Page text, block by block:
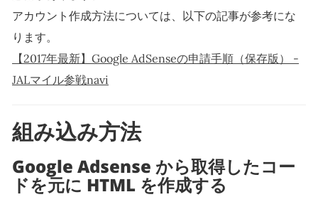
アカウント作成方法については、以下の記事が参考にな
ります。
【2017年最新】Google AdSenseの申請手順（保存版） -
JALマイル参戦navi
組み込み方法
Google Adsense から取得したコー
ドを元に HTML を作成する